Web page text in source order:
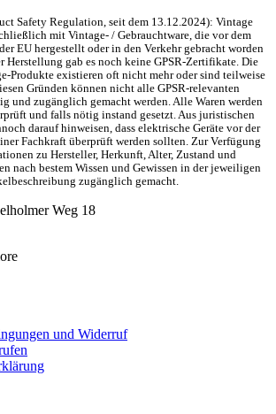
Safety Regulation, seit dem 13.12.2024): Vintage
mit Vintage- / Gebrauchtware, die vor dem
EU hergestellt oder in den Verkehr gebracht worden
Herstellung gab es noch keine GPSR-Zertifikate. Die
Produkte existieren oft nicht mehr oder sind teilweise
Gründen können nicht alle GPSR-relevanten
und zugänglich gemacht werden. Alle Waren werden
und falls nötig instand gesetzt. Aus juristischen
darauf hinweisen, dass elektrische Geräte vor der
Fachkraft überprüft werden sollten. Zur Verfügung
zu Hersteller, Herkunft, Alter, Zustand und
nach bestem Wissen und Gewissen in der jeweiligen
zugänglich gemacht.
Weg 18
und Widerruf